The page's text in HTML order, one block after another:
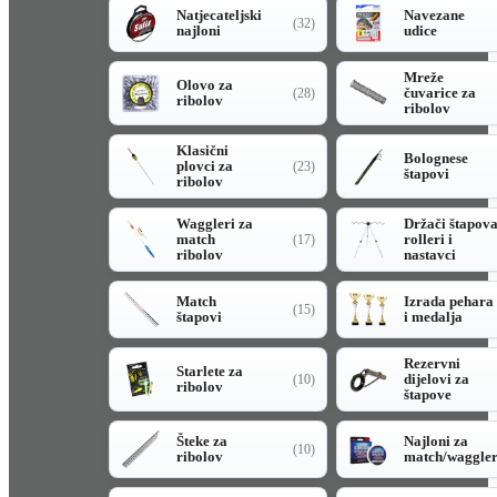
Natjecateljski
najloni
(32)
Navezane
udice
Olovo za
ribolov
(28)
Mreže
čuvarice za
ribolov
Klasični
plovci za
ribolov
(23)
Bolognese
štapovi
Waggleri za
match
ribolov
(17)
Držači štapova
rolleri i
nastavci
Match
štapovi
(15)
Izrada pehara
i medalja
Starlete za
ribolov
(10)
Rezervni
dijelovi za
štapove
Šteke za
ribolov
(10)
Najloni za
match/waggler